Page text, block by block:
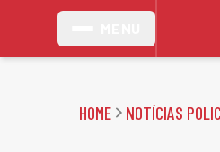
HOME NOTÍCIAS